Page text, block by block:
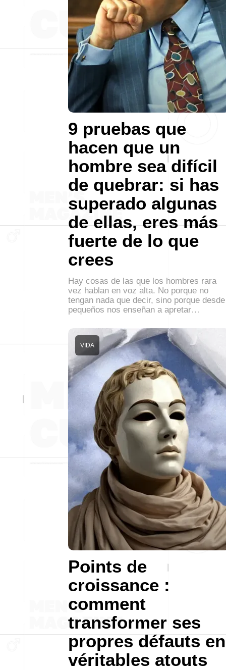
9 pruebas que
hacen que un
hombre sea difícil
de quebrar: si has
superado algunas
de ellas, eres más
fuerte de lo que
crees
Hay cosas de las que los hombres rara
vez hablan en voz alta. No porque no
tengan nada que decir, sino porque desde
pequeños nos enseñan a apretar…
Points de
croissance :
comment
transformer ses
propres défauts en
véritables atouts
VIDA